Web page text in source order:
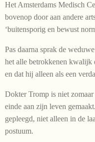
Het Amsterdams Medisch
bovenop door aan andere
‘buitensporig en bewust
Pas daarna sprak de
het alle betrokkenen kwalijk
en dat hij alleen als een
Dokter Tromp is niet
einde aan zijn leven
gepleegd, niet alleen in de
postuum.